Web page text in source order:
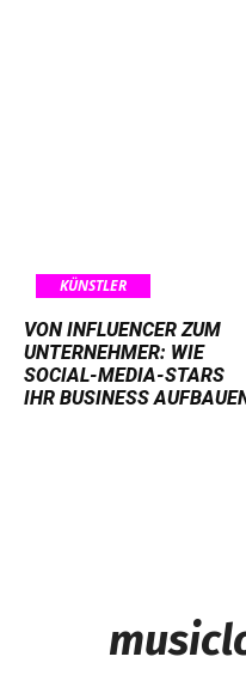
KÜNSTLER
VON INFLUENCER ZUM
UNTERNEHMER: WIE
SOCIAL-MEDIA-STARS
IHR BUSINESS